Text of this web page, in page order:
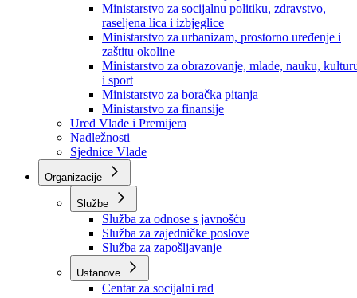
Ministarstvo za privredu
Ministarstvo za pravosuđe, upravu i radne odnose
Ministarstvo za unutrašnje poslove
Ministarstvo za socijalnu politiku, zdravstvo,
raseljena lica i izbjeglice
Ministarstvo za urbanizam, prostorno uređenje i
zaštitu okoline
Ministarstvo za obrazovanje, mlade, nauku,
i sport
Ministarstvo za boračka pitanja
Ministarstvo za finansije
Ured Vlade i Premijera
Nadležnosti
Sjednice Vlade
Organizacije
Službe
Služba za odnose s javnošću
Služba za zajedničke poslove
Služba za zapošljavanje